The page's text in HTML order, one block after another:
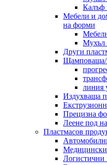
Калъф
Мебели и
на форми
Мухъл
Други
Щамповаща/
линия
Издухваща
Прецизна
Леене под
Пластмасов
Логистични